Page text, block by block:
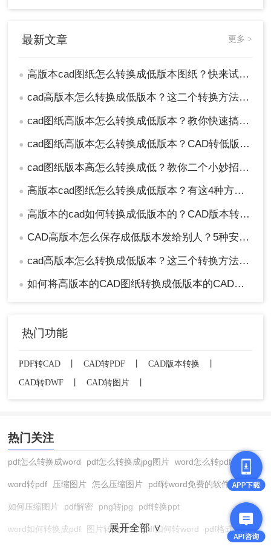
最新文章 更多 >
● 高版本cad图纸怎么转换成低版本图纸？快来试一试这二种方法吧！
● cad高版本怎么转换成低版本？这二个转换方法非常简单！
● cad图纸高版本怎么转换成低版本？教你快速搞定！
● cad图纸高版本怎么转换成低版本？CAD转低版本的两种方法
● cad图纸版本高怎么转换成低？教你二个小妙招轻松搞定！
● 高版本cad图纸怎么转换成低版本？有这4种方法可以快速转换！
● 高版本的cad如何转换成低版本的？CAD版本转换方法分享！
● CAD高版本怎么保存成低版本发给别人？5种安全有效方法实测！
● cad高版本怎么转换成低版本？这三个转换方法非常简单！
● 如何将高版本的CAD图纸转换成低版本的CAD图纸？3种实用方法对比！
热门功能
PDF转CAD CAD转PDF CAD版本转换
CAD转DWF
CAD转图片
热门关注
pdf怎么转换成word pdf怎么转换成jpg图片 word怎么转pdf
word转pdf 压缩图片 怎么压缩图片 pdf转word免费的软件
如何压缩图片 pdf解密 png转jpg pdf转换ppt
word如何转换成pdf 图片转换格式 pdf如何转word pdf格式转换
展开全部 ∨